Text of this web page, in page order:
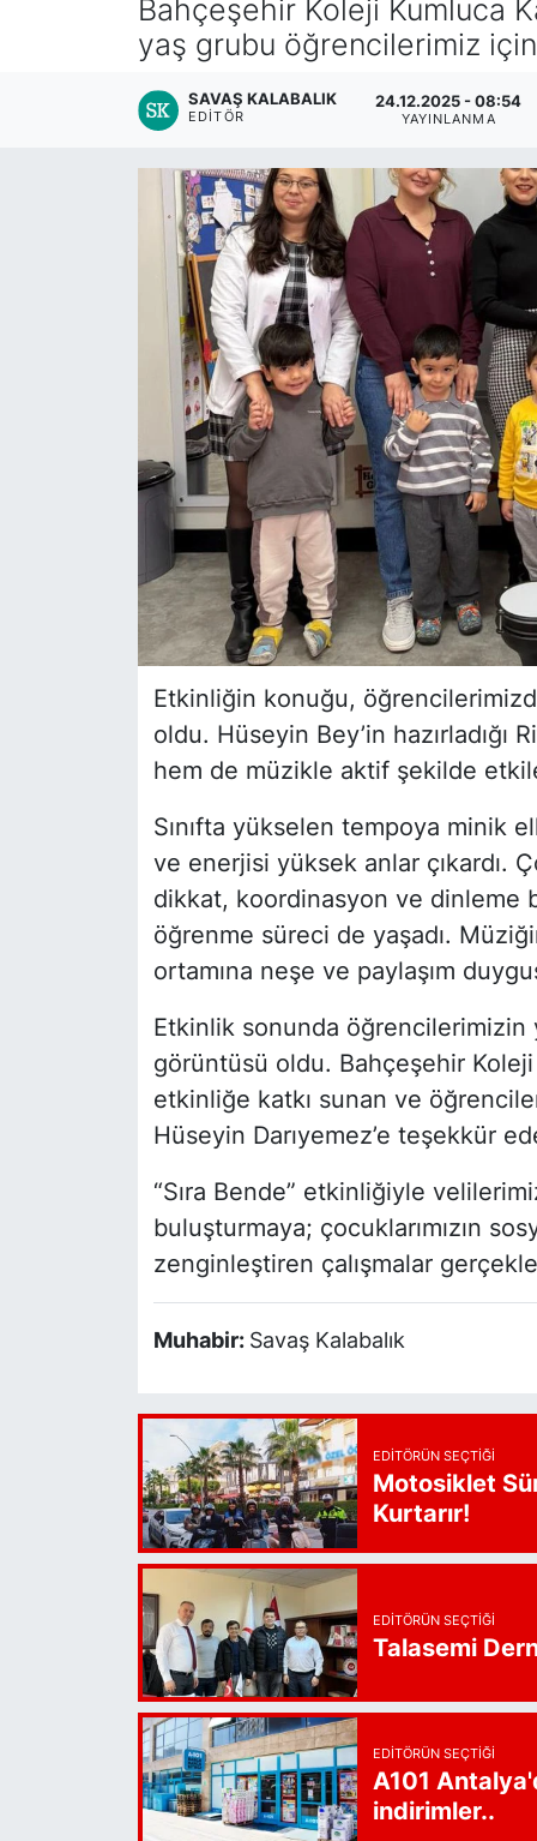
Bahçeşehir Koleji Kumluca
yaş grubu öğrencilerimiz
SAVAŞ KALABALIK
EDITÖR
24.12.2025 - 08:54
YAYINLANMA
Etkinliğin konuğu,
oldu. Hüseyin Bey’in
hem de müzikle aktif şekilde
Sınıfta yükselen tempoya minik
ve enerjisi yüksek anlar çıkardı.
dikkat, koordinasyon ve
öğrenme süreci de yaşadı.
ortamına neşe ve paylaşım
Etkinlik sonunda
görüntüsü oldu. Bahçeşehir
etkinliğe katkı sunan ve
Hüseyin Darıyemez’e teşekkür
“Sıra Bende” etkinliğiyle
buluşturmaya; çocuklarımızın
zenginleştiren çalışmalar
Muhabir: Savaş Kalabalık
EDITÖRÜN SEÇTIĞI
Motosiklet
Kurtarır!
EDITÖRÜN SEÇTIĞI
Talasemi
EDITÖRÜN SEÇTIĞI
A101
indirimler..